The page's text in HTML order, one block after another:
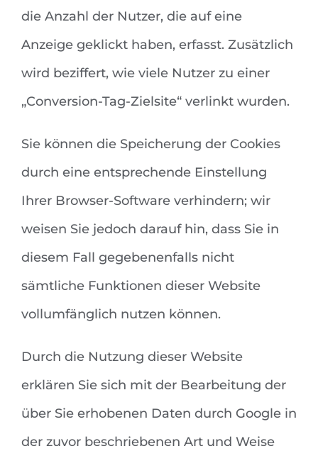
die Anzahl der Nutzer, die auf eine
Anzeige geklickt haben, erfasst. Zusätzlich
wird beziffert, wie viele Nutzer zu einer
„Conversion-Tag-Zielsite“ verlinkt wurden.
Sie können die Speicherung der Cookies
durch eine entsprechende Einstellung
Ihrer Browser-Software verhindern; wir
weisen Sie jedoch darauf hin, dass Sie in
diesem Fall gegebenenfalls nicht
sämtliche Funktionen dieser Website
vollumfänglich nutzen können.
Durch die Nutzung dieser Website
erklären Sie sich mit der Bearbeitung der
über Sie erhobenen Daten durch Google in
der zuvor beschriebenen Art und Weise